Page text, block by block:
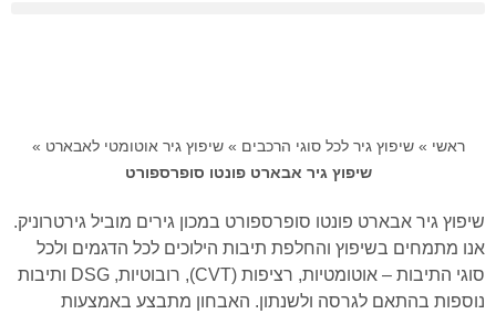
ראשי»שיפוץ גיר לכל סוגי הרכבים»שיפוץ גיר אוטומטי לאבארט»
שיפוץ גיר אבארט פונטו סופרספורט
שיפוץ גיר אבארט פונטו סופרספורט במכון גירים מוביל גירטרוניק.
אנו מתמחים בשיפוץ והחלפת תיבות הילוכים לכל הדגמים ולכל
סוגי התיבות – אוטומטיות, רציפות (CVT), רובוטיות, DSG ותיבות
נוספות בהתאם לגרסה ולשנתון. האבחון מתבצע באמצעות